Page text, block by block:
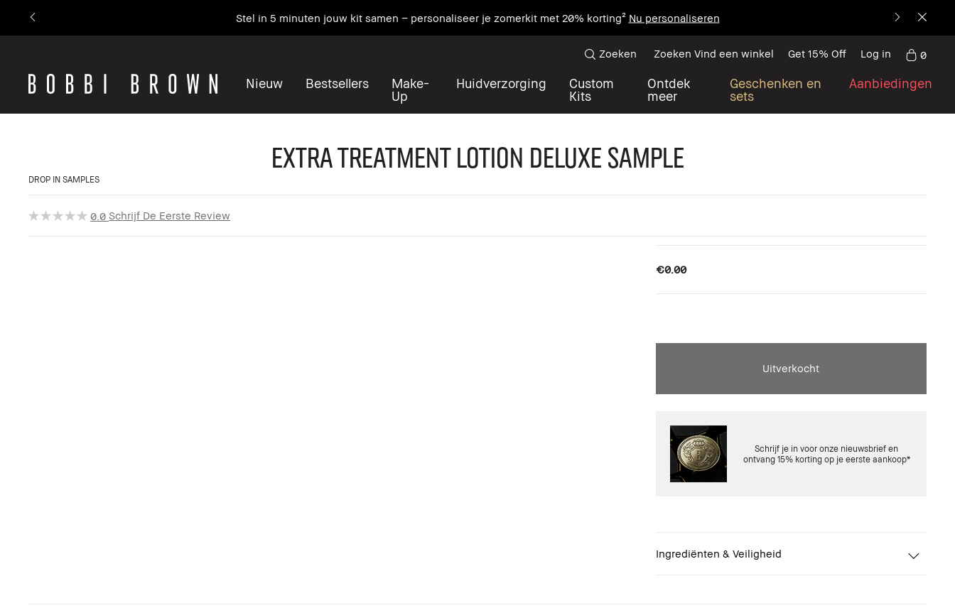
Stel in 5 minuten jouw kit samen – personaliseer je zomerkit met 20% korting² Nu personaliseren
Nieuw Bestsellers
Make-
Up
Huidverzorging
Custom
Kits
Ontdek
meer
Geschenken en
sets
Aanbiedingen
Zoeken Zoeken Vind een winkel Get 15% Off Log in 0
Extra Treatment Lotion Deluxe Sample
DROP IN SAMPLES
0.0 Schrijf De Eerste Review
€0.00
Uitverkocht
Schrijf je in voor onze nieuwsbrief en
ontvang 15% korting op je eerste aankoop*
Ingrediënten & Veiligheid